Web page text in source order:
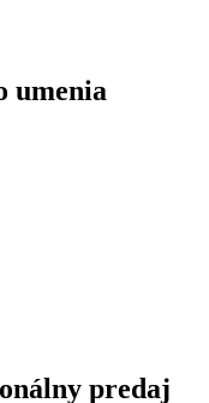
umenia
predaj